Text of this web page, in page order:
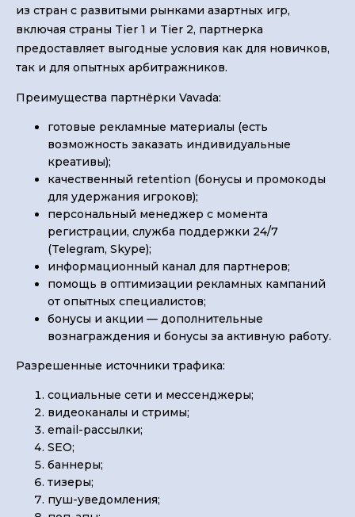
из стран с развитыми рынками азартных игр,
включая страны Tier 1 и Tier 2, партнерка
предоставляет выгодные условия как для новичков,
так и для опытных арбитражников.
Преимущества партнёрки Vavada:
готовые рекламные материалы (есть
возможность заказать индивидуальные
креативы);
качественный retention (бонусы и промокоды
для удержания игроков);
персональный менеджер с момента
регистрации, служба поддержки 24/7
(Telegram, Skype);
информационный канал для партнеров;
помощь в оптимизации рекламных кампаний
от опытных специалистов;
бонусы и акции — дополнительные
вознаграждения и бонусы за активную работу.
Разрешенные источники трафика:
социальные сети и мессенджеры;
видеоканалы и стримы;
email-рассылки;
SEO;
баннеры;
тизеры;
пуш-уведомления;